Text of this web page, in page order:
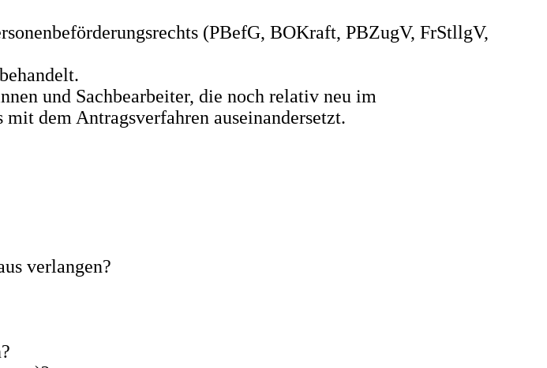
(PBefG, BOKraft, PBZugV, FrStllgV,
und Sachbearbeiter, die noch relativ neu im
dem Antragsverfahren auseinandersetzt.
verlangen?